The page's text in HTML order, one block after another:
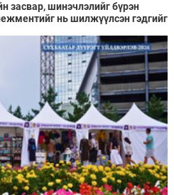
засвар, шинэчлэлийг бүрэн
нь шилжүүлсэн гэдгийг